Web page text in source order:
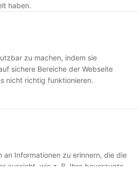
haben.
zu machen, indem sie
sichere Bereiche der Webseite
nicht richtig funktionieren.
an Informationen zu erinnern, die die
aussieht, wie z. B. Ihre bevorzugte
(see the browser console